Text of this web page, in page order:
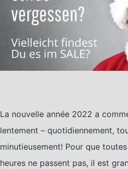
La nouvelle année 2022 a
lentement – quotidiennement,
minutieusement! Pour que
heures ne passent pas, il est